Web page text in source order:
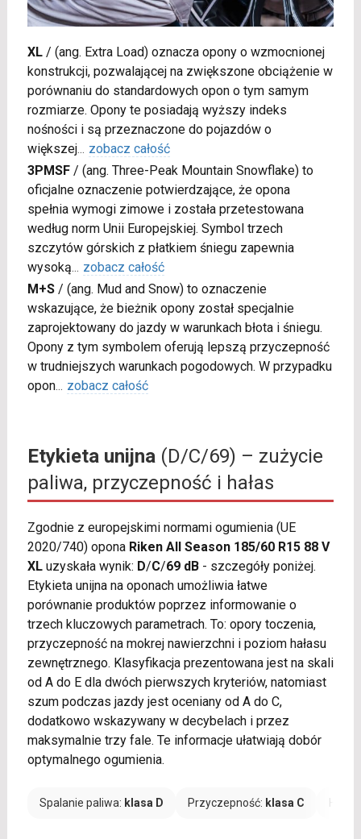
XL/ (ang. Extra Load) oznacza opony o wzmocnionej
konstrukcji, pozwalającej na zwiększone obciążenie w
porównaniu do standardowych opon o tym samym
rozmiarze. Opony te posiadają wyższy indeks
nośności i są przeznaczone do pojazdów o
większej... zobacz całość
3PMSF/ (ang. Three-Peak Mountain Snowflake) to
oficjalne oznaczenie potwierdzające, że opona
spełnia wymogi zimowe i została przetestowana
według norm Unii Europejskiej. Symbol trzech
szczytów górskich z płatkiem śniegu zapewnia
wysoką... zobacz całość
M+S/ (ang. Mud and Snow) to oznaczenie
wskazujące, że bieżnik opony został specjalnie
zaprojektowany do jazdy w warunkach błota i śniegu.
Opony z tym symbolem oferują lepszą przyczepność
w trudniejszych warunkach pogodowych. W przypadku
opon... zobacz całość
Etykieta unijna(D/C/69) – zużycie
paliwa, przyczepność i hałas
Zgodnie z europejskimi normami ogumienia (UE
2020/740) opona Riken All Season 185/60 R15 88 V
XLuzyskała wynik: D/C/69 dB- szczegóły poniżej.
Etykieta unijna na oponach umożliwia łatwe
porównanie produktów poprzez informowanie o
trzech kluczowych parametrach. To: opory toczenia,
przyczepność na mokrej nawierzchni i poziom hałasu
zewnętrznego. Klasyfikacja prezentowana jest na skali
od A do E dla dwóch pierwszych kryteriów, natomiast
szum podczas jazdy jest oceniany od A do C,
dodatkowo wskazywany w decybelach i przez
maksymalnie trzy fale. Te informacje ułatwiają dobór
optymalnego ogumienia.
Spalanie paliwa: klasa D Przyczepność: klasa C